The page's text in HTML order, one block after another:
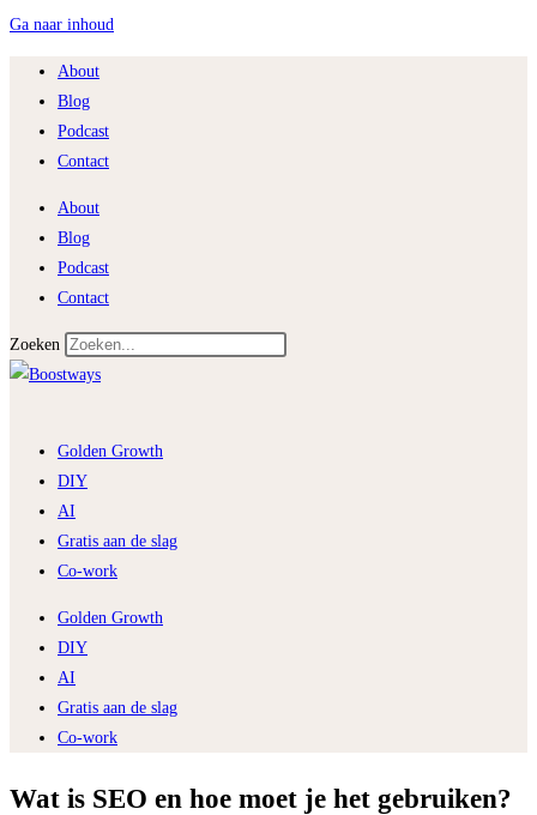
Ga naar inhoud
About
Blog
Podcast
Contact
About
Blog
Podcast
Contact
Zoeken
Golden Growth
DIY
AI
Gratis aan de slag
Co-work
Golden Growth
DIY
AI
Gratis aan de slag
Co-work
Wat is SEO en hoe moet je het gebruiken?